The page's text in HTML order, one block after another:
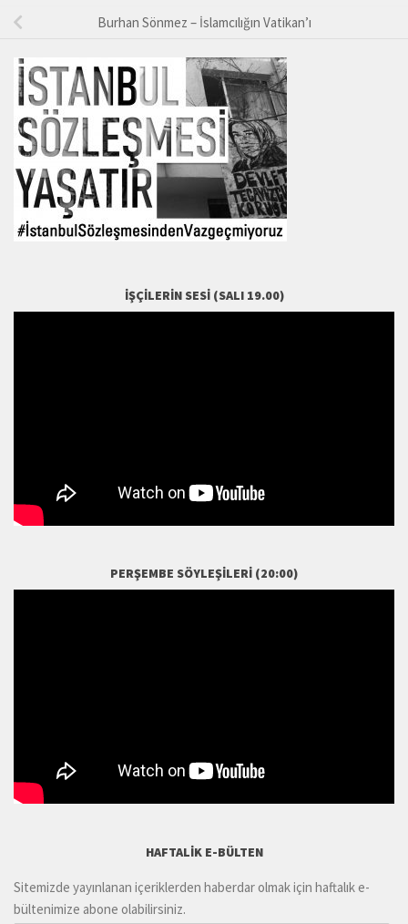
Burhan Sönmez – İslamcılığın Vatikan’ı
İŞÇILERIN SESI (SALI 19.00)
PERŞEMBE SÖYLEŞILERI (20:00)
HAFTALIK E-BÜLTEN
Sitemizde yayınlanan içeriklerden haberdar olmak için haftalık e-
bültenimize abone olabilirsiniz.